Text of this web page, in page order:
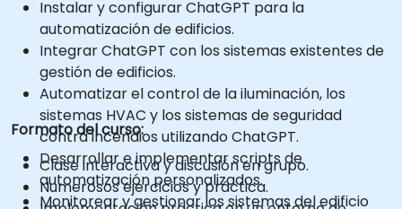
Instalar y configurar ChatGPT para la
automatización de edificios.
Integrar ChatGPT con los sistemas existentes de
gestión de edificios.
Automatizar el control de la iluminación, los
sistemas HVAC y los sistemas de seguridad
contra incendios utilizando ChatGPT.
Desarrollar e implementar scripts de
automatización personalizados.
Monitorear y gestionar los sistemas del edificio
Formato del curso:
Clase interactiva y discusión en grupo.
Numerosos ejercicios y práctica.